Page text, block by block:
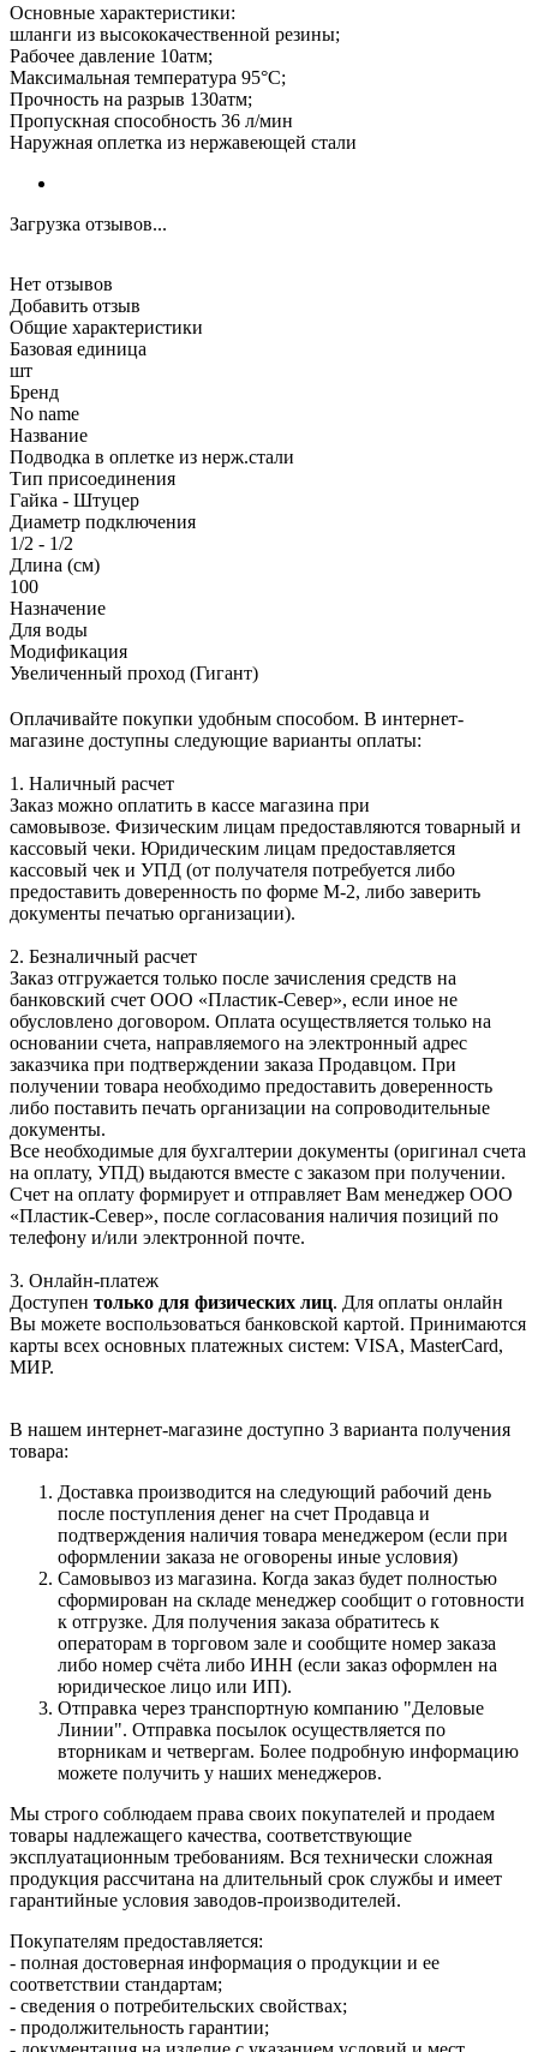
Основные характеристики:
шланги из высококачественной резины;
Рабочее давление 10атм;
Максимальная температура 95°С;
Прочность на разрыв 130атм;
Пропускная способность 36 л/мин
Наружная оплетка из нержавеющей стали
Загрузка отзывов...
Нет отзывов
Добавить отзыв
Общие характеристики
Базовая единица
шт
Бренд
No name
Название
Подводка в оплетке из нерж.стали
Тип присоединения
Гайка - Штуцер
Диаметр подключения
1/2 - 1/2
Длина (см)
100
Назначение
Для воды
Модификация
Увеличенный проход (Гигант)
Оплачивайте покупки удобным способом. В интернет-
магазине доступны следующие варианты оплаты:
1. Наличный расчет
Заказ можно оплатить в кассе магазина при
самовывозе. Физическим лицам предоставляются товарный и
кассовый чеки. Юридическим лицам предоставляется
кассовый чек и УПД (от получателя потребуется либо
предоставить доверенность по форме М-2, либо заверить
документы печатью организации).
2. Безналичный расчет
Заказ отгружается только после зачисления средств на
банковский счет ООО «Пластик-Север», если иное не
обусловлено договором. Оплата осуществляется только на
основании счета, направляемого на электронный адрес
заказчика при подтверждении заказа Продавцом. При
получении товара необходимо предоставить доверенность
либо поставить печать организации на сопроводительные
документы.
Все необходимые для бухгалтерии документы (оригинал счета
на оплату, УПД) выдаются вместе с заказом при получении.
Счет на оплату формирует и отправляет Вам менеджер ООО
«Пластик-Север», после согласования наличия позиций по
телефону и/или электронной почте.
3. Онлайн-платеж
Доступен только для физических лиц. Для оплаты онлайн
Вы можете воспользоваться банковской картой. Принимаются
карты всех основных платежных систем: VISA, MasterCard,
МИР.
В нашем интернет-магазине доступно 3 варианта получения
товара:
Доставка производится на следующий рабочий день
после поступления денег на счет Продавца и
подтверждения наличия товара менеджером (если при
оформлении заказа не оговорены иные условия)
Самовывоз из магазина. Когда заказ будет полностью
сформирован на складе менеджер сообщит о готовности
к отгрузке. Для получения заказа обратитесь к
операторам в торговом зале и сообщите номер заказа
либо номер счёта либо ИНН (если заказ оформлен на
юридическое лицо или ИП).
Отправка через транспортную компанию "Деловые
Линии". Отправка посылок осуществляется по
вторникам и четвергам. Более подробную информацию
можете получить у наших менеджеров.
Мы строго соблюдаем права своих покупателей и продаем
товары надлежащего качества, соответствующие
эксплуатационным требованиям. Вся технически сложная
продукция рассчитана на длительный срок службы и имеет
гарантийные условия заводов-производителей.
Покупателям предоставляется:
- полная достоверная информация о продукции и ее
соответствии стандартам;
- сведения о потребительских свойствах;
- продолжительность гарантии;